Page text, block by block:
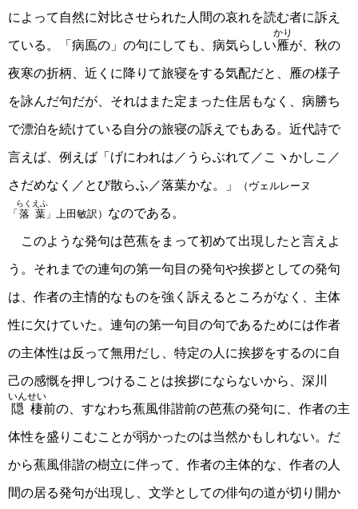
によって自然に対比させられた人間の哀れを読む者に訴え
ている。「病鳫の」の句にしても、病気らしい雁
かり
が、秋の
夜寒の折柄、近くに降りて旅寝をする気配だと、雁の様子
を詠んだ句だが、それはまた定まった住居もなく、病勝ち
で漂泊を続けている自分の旅寝の訴えでもある。近代詩で
言えば、例えば「げにわれは／うらぶれて／こヽかしこ／
さだめなく／とび散らふ／落葉かな。」 （ヴェルレーヌ
「 落葉
らくえふ
」上田敏訳） なのである。
このような発句は芭蕉をまって初めて出現したと言えよ
う。それまでの連句の第一句目の発句や挨拶としての発句
は、作者の主情的なものを強く訴えるところがなく、主体
性に欠けていた。連句の第一句目の句であるためには作者
の主体性は反って無用だし、特定の人に挨拶をするのに自
己の感慨を押しつけることは挨拶にならないから、深川
隠棲
いんせい
前の、すなわち蕉風俳諧前の芭蕉の発句に、作者の主
体性を盛りこむことが弱かったのは当然かもしれない。だ
から蕉風俳諧の樹立に伴って、作者の主体的な、作者の人
間の居る発句が出現し、文学としての俳句の道が切り開か